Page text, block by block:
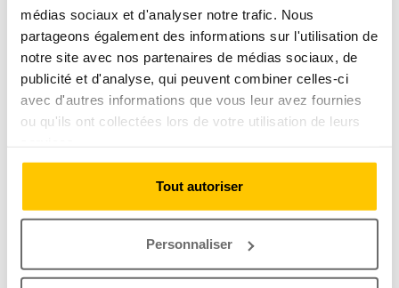
médias sociaux et d'analyser notre trafic. Nous
partageons également des informations sur l'utilisation de
notre site avec nos partenaires de médias sociaux, de
publicité et d'analyse, qui peuvent combiner celles-ci
avec d'autres informations que vous leur avez fournies
ou qu'ils ont collectées lors de votre utilisation de leurs
Tout autoriser
Personnaliser